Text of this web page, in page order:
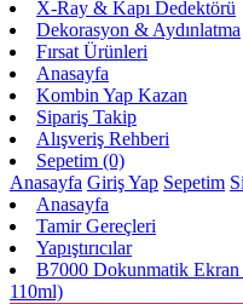
X-Ray & Kapı Dedektörü
Dekorasyon & Aydınlatma
Fırsat Ürünleri
Anasayfa
Kombin Yap Kazan
Sipariş Takip
Alışveriş Rehberi
Sepetim (0)
Anasayfa Giriş Yap Sepetim
Anasayfa
Tamir Gereçleri
Yapıştırıcılar
B7000 Dokunmatik Ekran
110ml)